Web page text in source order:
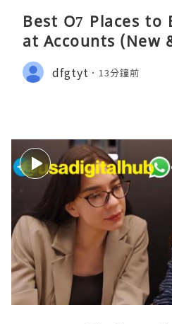
Best O7 Places to
at Accounts (New
dfgtyt 13分鐘前